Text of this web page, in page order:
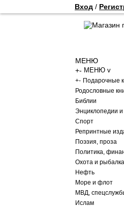
Вход /
МЕНЮ
+- МЕНЮ v
+- Подарочные
Родословные
Библии
Энциклопедии
Спорт
Репринтные
Поэзия, проза
Политика,
Охота и рыбалка
Нефть
Море и флот
МВД,
Ислам